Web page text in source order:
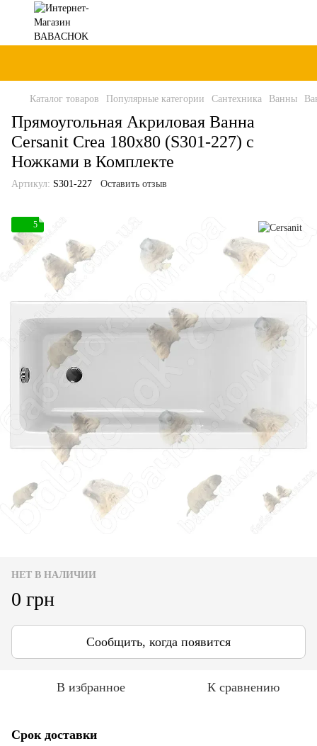
Каталог товаров Популярные категории Сантехника Ванны
Прямоугольная Акриловая Ванна
Cersanit Crea 180x80 (S301-227) с
Ножками в Комплекте
Артикул: S301-227 Оставить отзыв
5
НЕТ В НАЛИЧИИ
0 грн
Сообщить, когда появится
В избранное К сравнению
Срок доставки